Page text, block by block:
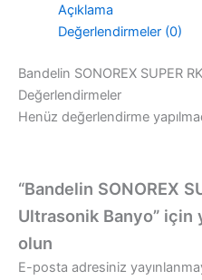
Açıklama
Değerlendirmeler (0)
Bandelin SONOREX SUPER
Değerlendirmeler
Henüz değerlendirme
“Bandelin SONOREX
Ultrasonik Banyo”
olun
E-posta adresiniz